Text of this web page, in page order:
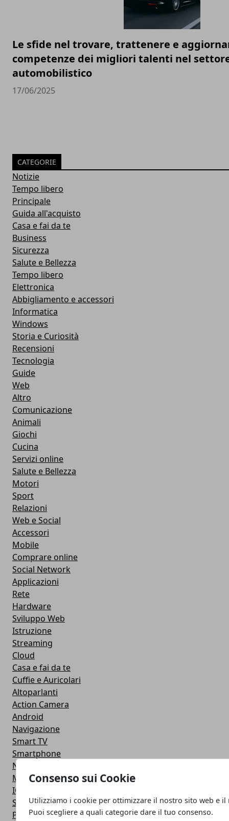
Consenso sui Cookie
Utilizziamo i cookie per ottimizzare il nostro sito web e il
Puoi scegliere a quali categorie dare il tuo consenso.
Le sfide nel trovare, trattenere e
competenze dei migliori talenti nel
automobilistico
17/06/2025
CATEGORIE
Notizie
Tempo libero
Principale
Guida all'acquisto
Casa e fai da te
Business
Sicurezza
Salute e Bellezza
Tempo libero
Elettronica
Abbigliamento e accessori
Informatica
Windows
Storia e Curiosità
Recensioni
Tecnologia
Guide
Web
Altro
Comunicazione
Animali
Giochi
Cucina
Servizi online
Salute e Bellezza
Motori
Sport
Relazioni
Web e Social
Accessori
Mobile
Comprare online
Social Network
Applicazioni
Rete
Hardware
Sviluppo Web
Istruzione
Streaming
Cloud
Casa e fai da te
Cuffie e Auricolari
Altoparlanti
Action Camera
Android
Navigazione
Smart TV
Smartphone
Notebook
Monitor
IOS
Smartwatch
Power Bank